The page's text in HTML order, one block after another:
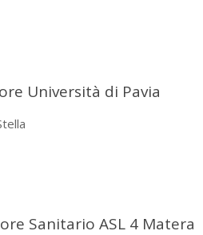
Università di Pavia
Sanitario ASL 4 Matera